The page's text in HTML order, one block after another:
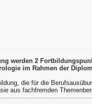
werden 2
im Rahmen der
die für die
aus fachfremden